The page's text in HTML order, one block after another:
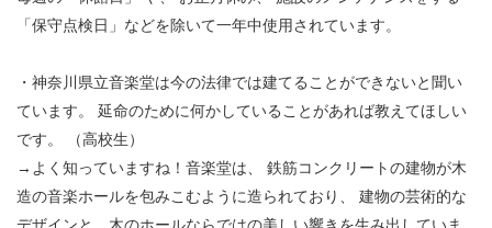
「保守点検日」などを除いて一年中使用されています。
・神奈川県立音楽堂は今の法律では建てることができないと聞い
ています。 延命のために何かしていることがあれば教えてほしい
です。 （高校生）
→よく知っていますね！音楽堂は、 鉄筋コンクリートの建物が木
造の音楽ホールを包みこむように造られており、 建物の芸術的な